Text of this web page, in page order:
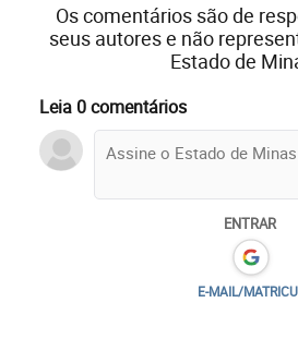
Os comentários são de
seus autores e não
Estado de
Leia 0 comentários
ENTRAR
E-MAIL/